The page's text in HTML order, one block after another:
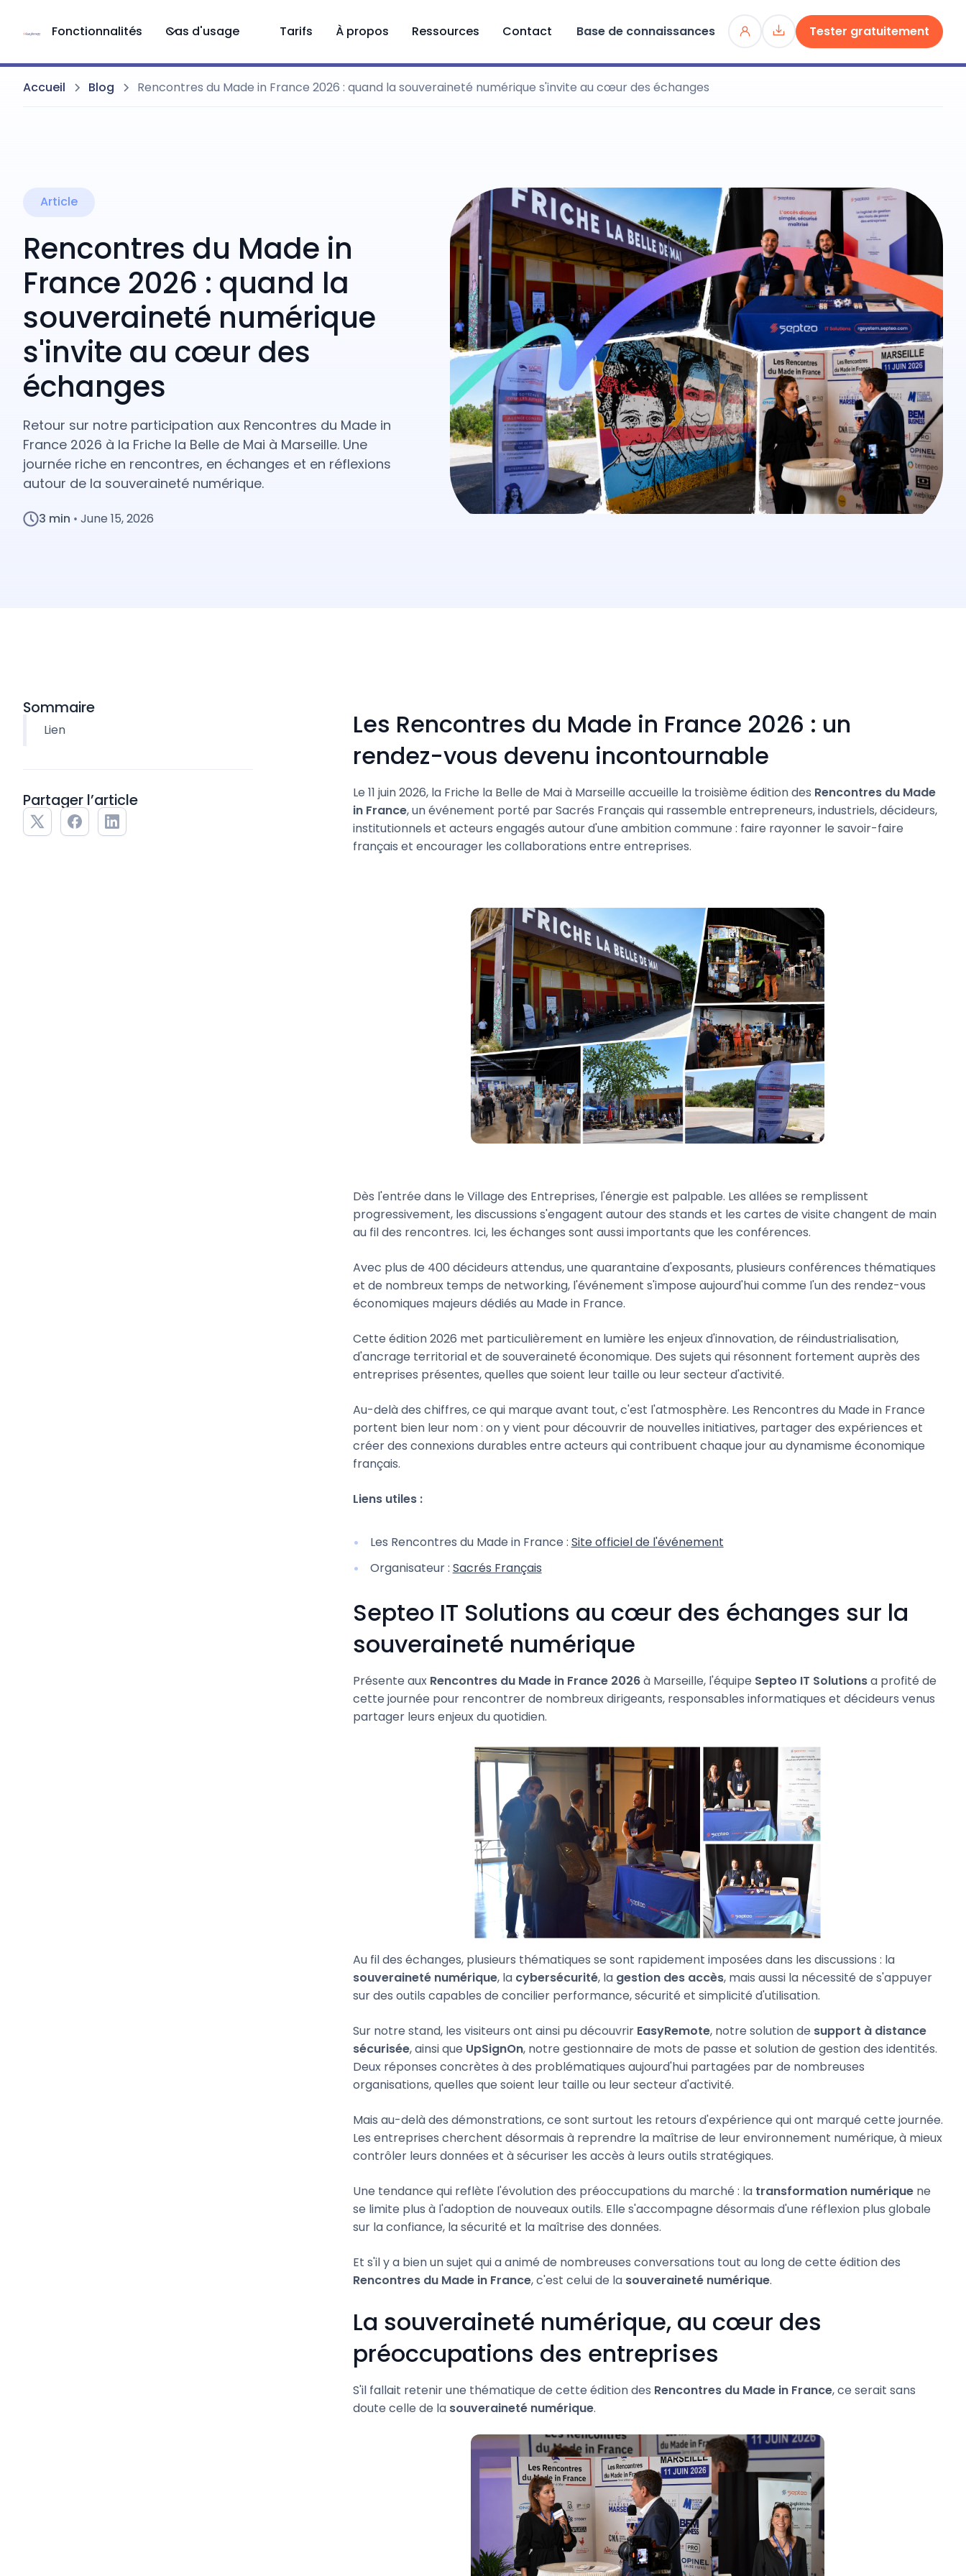
Fonctionnalités Cas d'usage Tarifs À propos Ressources Contact Base de connaissances Tester gratuitement
Accueil Blog Rencontres du Made in France 2026 : quand la souveraineté numérique s'invite au cœur des échanges
Article
Rencontres du Made in
France 2026 : quand la
souveraineté numérique
s'invite au cœur des
échanges
Retour sur notre participation aux Rencontres du Made in
France 2026 à la Friche la Belle de Mai à Marseille. Une
journée riche en rencontres, en échanges et en réflexions
autour de la souveraineté numérique.
3 min • June 15, 2026
Sommaire
Lien
Partager l’article
Les Rencontres du Made in France 2026 : un
rendez-vous devenu incontournable
Le 11 juin 2026, la Friche la Belle de Mai à Marseille accueille la troisième édition des Rencontres du Made
in France, un événement porté par Sacrés Français qui rassemble entrepreneurs, industriels, décideurs,
institutionnels et acteurs engagés autour d'une ambition commune : faire rayonner le savoir-faire
français et encourager les collaborations entre entreprises.
Dès l'entrée dans le Village des Entreprises, l'énergie est palpable. Les allées se remplissent
progressivement, les discussions s'engagent autour des stands et les cartes de visite changent de main
au fil des rencontres. Ici, les échanges sont aussi importants que les conférences.
Avec plus de 400 décideurs attendus, une quarantaine d'exposants, plusieurs conférences thématiques
et de nombreux temps de networking, l'événement s'impose aujourd'hui comme l'un des rendez-vous
économiques majeurs dédiés au Made in France.
Cette édition 2026 met particulièrement en lumière les enjeux d'innovation, de réindustrialisation,
d'ancrage territorial et de souveraineté économique. Des sujets qui résonnent fortement auprès des
entreprises présentes, quelles que soient leur taille ou leur secteur d'activité.
Au-delà des chiffres, ce qui marque avant tout, c'est l'atmosphère. Les Rencontres du Made in France
portent bien leur nom : on y vient pour découvrir de nouvelles initiatives, partager des expériences et
créer des connexions durables entre acteurs qui contribuent chaque jour au dynamisme économique
français.
Liens utiles :
Les Rencontres du Made in France : Site officiel de l'événement
Organisateur : Sacrés Français
Septeo IT Solutions au cœur des échanges sur la
souveraineté numérique
Présente aux Rencontres du Made in France 2026à Marseille, l'équipe Septeo IT Solutionsa profité de
cette journée pour rencontrer de nombreux dirigeants, responsables informatiques et décideurs venus
partager leurs enjeux du quotidien.
Au fil des échanges, plusieurs thématiques se sont rapidement imposées dans les discussions : la
souveraineté numérique, la cybersécurité, la gestion des accès, mais aussi la nécessité de s'appuyer
sur des outils capables de concilier performance, sécurité et simplicité d'utilisation.
Sur notre stand, les visiteurs ont ainsi pu découvrir EasyRemote, notre solution de support à distance
sécurisée, ainsi que UpSignOn, notre gestionnaire de mots de passe et solution de gestion des identités.
Deux réponses concrètes à des problématiques aujourd'hui partagées par de nombreuses
organisations, quelles que soient leur taille ou leur secteur d'activité.
Mais au-delà des démonstrations, ce sont surtout les retours d'expérience qui ont marqué cette journée.
Les entreprises cherchent désormais à reprendre la maîtrise de leur environnement numérique, à mieux
contrôler leurs données et à sécuriser les accès à leurs outils stratégiques.
Une tendance qui reflète l'évolution des préoccupations du marché : la transformation numériquene
se limite plus à l'adoption de nouveaux outils. Elle s'accompagne désormais d'une réflexion plus globale
sur la confiance, la sécurité et la maîtrise des données.
Et s'il y a bien un sujet qui a animé de nombreuses conversations tout au long de cette édition des
Rencontres du Made in France, c'est celui de la souveraineté numérique.
La souveraineté numérique, au cœur des
préoccupations des entreprises
S'il fallait retenir une thématique de cette édition des Rencontres du Made in France, ce serait sans
doute celle de la souveraineté numérique.